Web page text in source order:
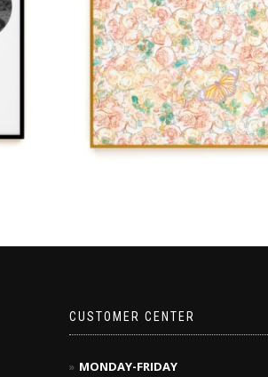
CUSTOMER CENTER
MONDAY-FRIDAY